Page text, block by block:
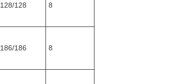
128/128 8
186/186 8